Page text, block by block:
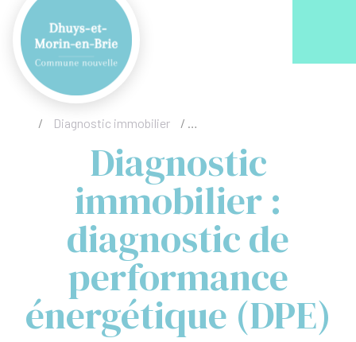
/ Diagnostic immobilier / Diagnostic immobilier :
Diagnostic
immobilier :
diagnostic de
performance
énergétique (DPE)